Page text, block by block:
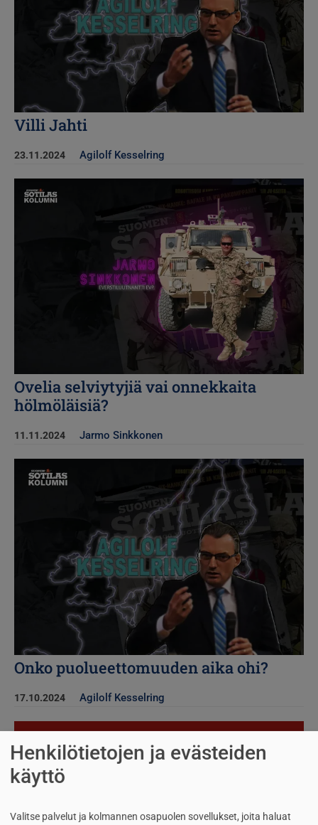
Villi Jahti
23.11.2024 Agilolf Kesselring
Kuva
Ovelia selviytyjiä vai onnekkaita
hölmöläisiä?
11.11.2024 Jarmo Sinkkonen
Kuva
Onko puolueettomuuden aika ohi?
17.10.2024 Agilolf Kesselring
Kuva
Henkilötietojen ja evästeiden
käyttö
Valitse palvelut ja kolmannen osapuolen sovellukset, joita haluat